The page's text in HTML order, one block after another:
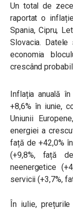
Un total de
raportat o
Spania, Cipru,
Slovacia.
economia
crescând
Inflația anuală
+8,6% în iunie,
Uniunii
energiei a
față de +42,0%
(+9,8%, față
neenergetice
servicii (+3,7%,
În iulie,